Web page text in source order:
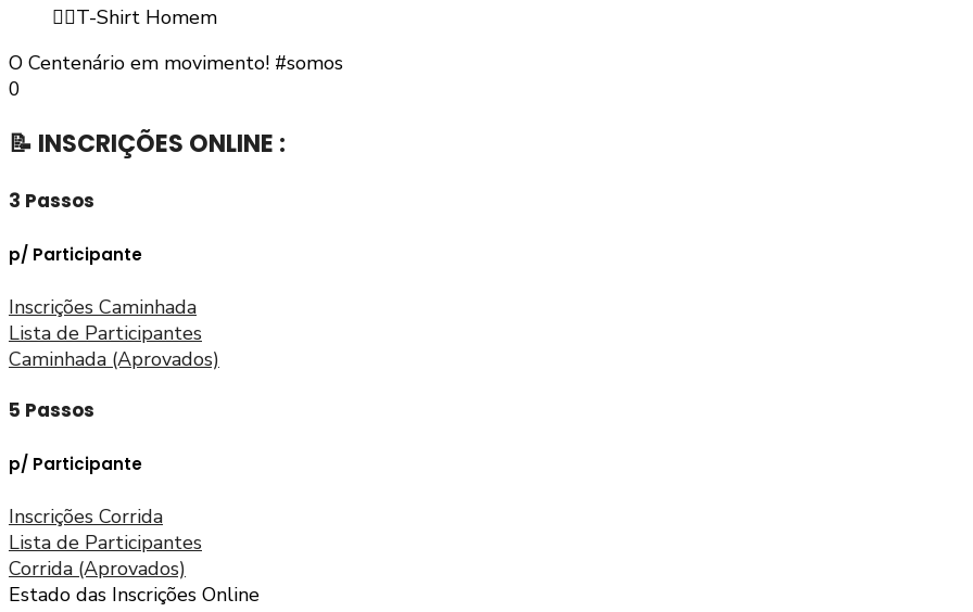
🏃‍♂️T-Shirt Homem
O Centenário em movimento! #somos
0
📝 INSCRIÇÕES ONLINE :
3 Passos
p/ Participante
Inscrições Caminhada
Lista de Participantes
Caminhada (Aprovados)
5 Passos
p/ Participante
Inscrições Corrida
Lista de Participantes
Corrida (Aprovados)
Estado das Inscrições Online